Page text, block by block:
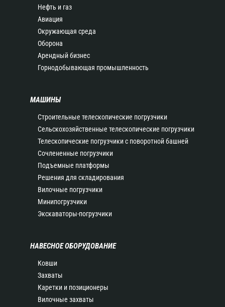
Нефть и газ
Авиация
Окружающая среда
Оборона
Арендный бизнес
Горнодобывающая промышленность
МАШИНЫ
Строительные телескопические погрузчики
Сельскохозяйственные телескопические погрузчики
Телескопические погрузчики с поворотной башней
Сочлененные погрузчики
Подъемные платформы
Решения для складирования
Вилочные погрузчики
Минипогрузчики
Экскаваторы-погрузчики
НАВЕСНОЕ ОБОРУДОВАНИЕ
Ковши
Захваты
Каретки и позиционеры
Вилочные захваты